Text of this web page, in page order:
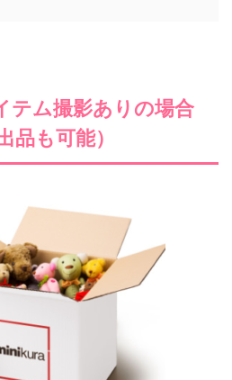
テム撮影ありの場合
品も可能）